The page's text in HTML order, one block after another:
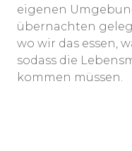
eigenen
übernachten
wo wir das essen,
sodass die
kommen müssen.